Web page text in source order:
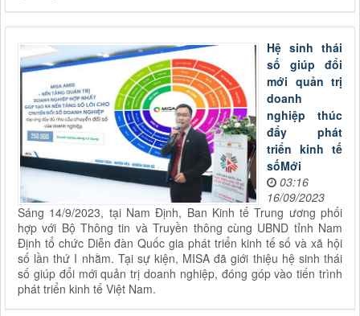
Hệ sinh thái
số giúp đổi
mới quản trị
doanh
nghiệp thúc
đẩy phát
triển kinh tế
sốMới
03:16
16/09/2023
Sáng 14/9/2023, tại Nam Định, Ban Kinh tế Trung ương phối
hợp với Bộ Thông tin và Truyền thông cùng UBND tỉnh Nam
Định tổ chức Diễn đàn Quốc gia phát triển kinh tế số và xã hội
số lần thứ I nhằm. Tại sự kiện, MISA đã giới thiệu hệ sinh thái
số giúp đổi mới quản trị doanh nghiệp, đóng góp vào tiến trình
phát triển kinh tế Việt Nam.